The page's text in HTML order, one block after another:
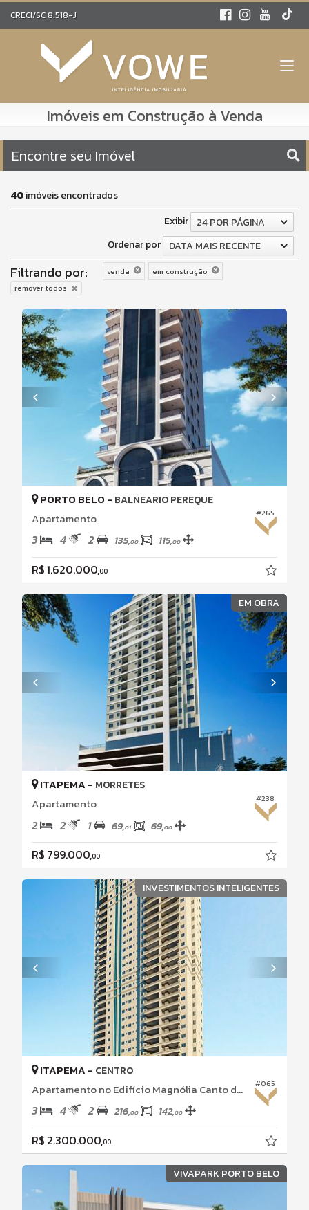
CRECI/SC 8.518-J
Imóveis em Construção à Venda
Encontre seu Imóvel
40imóveis encontrados
Exibir
24 POR PÁGINA
Ordenar por
DATA MAIS RECENTE
Filtrando por: venda
em construção
remover todos
#265
PORTO BELO - BALNEARIO PEREQUE
Apartamento
3 4 2 135,00 115,00
R$ 1.620.000,00
EM OBRA
#238
ITAPEMA - MORRETES
Apartamento
2 2 1 69,01 69,00
R$ 799.000,00
INVESTIMENTOS INTELIGENTES
#065
ITAPEMA - CENTRO
Apartamento no Edifício Magnólia Canto da Praia - Itapema - Santa Catarina
3 4 2 216,00 142,00
R$ 2.300.000,00
VIVAPARK PORTO BELO